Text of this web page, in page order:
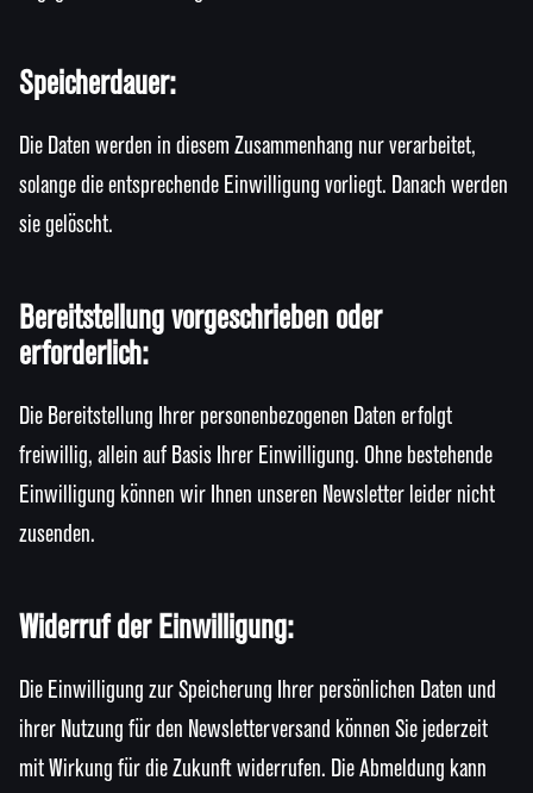
Speicherdauer:
Die Daten werden in diesem Zusammenhang nur verarbeitet,
solange die entsprechende Einwilligung vorliegt. Danach werden
sie gelöscht.
Bereitstellung vorgeschrieben oder
erforderlich:
Die Bereitstellung Ihrer personenbezogenen Daten erfolgt
freiwillig, allein auf Basis Ihrer Einwilligung. Ohne bestehende
Einwilligung können wir Ihnen unseren Newsletter leider nicht
zusenden.
Widerruf der Einwilligung:
Die Einwilligung zur Speicherung Ihrer persönlichen Daten und
ihrer Nutzung für den Newsletterversand können Sie jederzeit
mit Wirkung für die Zukunft widerrufen. Die Abmeldung kann